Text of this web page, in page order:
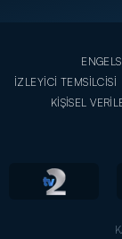
İZLEYİCİ TEMSİLCİSİ
KİŞİSEL